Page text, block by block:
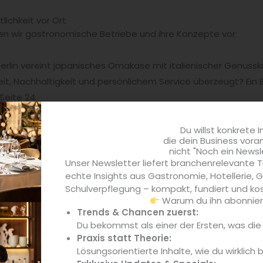
vor Ort
wir gastronomische Betriebe und ihre Konzepte vor:
vereint japanisches Omakase mit italienischer
Nachhaltigkeit und persönlichem Service überzeugt? Ein
24.
gereist – über 50 Länder hat sie kulinarisch erkundet.
ins Herz von Köln – in ihr eigenes Fine-Dining-
und zukunftsfähig – das Frölichs Bremen zeigt, wie
Qualität mit fairen Preisen, regionalen Partnern und
Das Restaurant Oberholz am Bozner Hausberg bietet
Fans sind von den sich organisch in die Bergwelt
morgen gestalten
Gastlichkeit
steckt voller praxisnaher Tipps, innovativer
Du willst konkrete
die dein Business
nicht "Noch ein
Unser Newsletter liefert branchenrelevante
echte Insights aus Gastronomie, Hotellerie,
Schulverpflegung – kompakt, fundiert und
Warum du ihn
Trends & Chancen zuerst:
Du bekommst als einer der Ersten, was
Praxis statt Theorie:
Lösungsorientierte Inhalte, wie du wirklich